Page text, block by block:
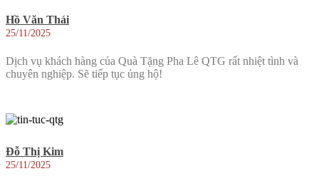
Hồ Văn Thái
25/11/2025
Dịch vụ khách hàng của Quà Tặng Pha Lê QTG rất nhiệt tình và
chuyên nghiệp. Sẽ tiếp tục ủng hộ!
Đỗ Thị Kim
25/11/2025